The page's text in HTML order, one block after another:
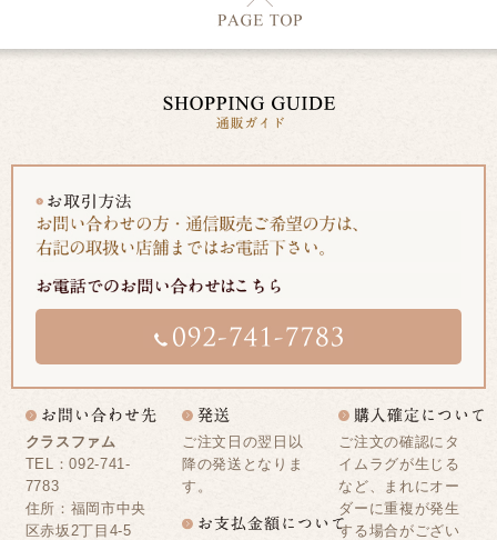
クラスファム
TEL：092-741-
7783
住所：福岡市中央
区赤坂2丁目4-5
ご注文日の翌日以
降の発送となりま
す。
ご注文の確認にタ
イムラグが生じる
など、まれにオー
ダーに重複が発生
する場合がござい